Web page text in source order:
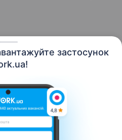
застосунок